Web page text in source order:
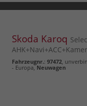
Skoda Karoq
Fahrzeugnr.: 97472 ,
- Europa,Neuwagen